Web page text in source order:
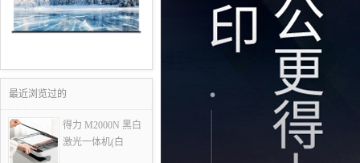
最近浏览过的
得力 M2000N 黑白
激光一体机(白